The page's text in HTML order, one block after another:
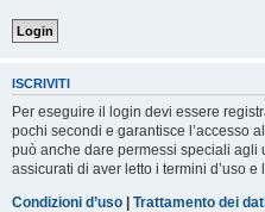
ISCRIVITI
Per eseguire il login devi essere
pochi secondi e garantisce l’accesso
può anche dare permessi speciali agli
assicurati di aver letto i termini d’uso e
Condizioni d’uso | Trattamento dei